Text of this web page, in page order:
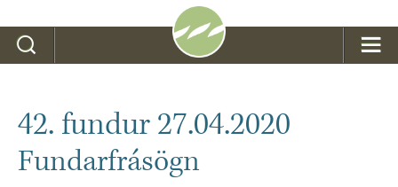
42. fundur 27.04.2020
Fundarfrásögn